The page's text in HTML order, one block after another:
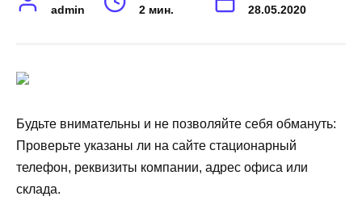
admin 2 мин. 28.05.2020
Будьте внимательны и не позволяйте себя обмануть:
Проверьте указаны ли на сайте стационарный
телефон, реквизиты компании, адрес офиса или
склада.